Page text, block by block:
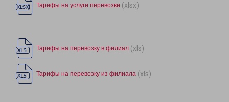
Тарифы на услуги перевозки (xlsx)
Тарифы на перевозку в филиал (xls)
Тарифы на перевозку из филиала (xls)